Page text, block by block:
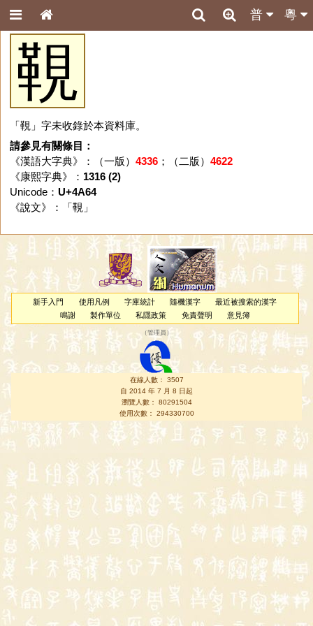
粵
普
䩤
「䩤」字未收錄於本資料庫。
請參見有關條目：
《漢語大字典》：（一版） 4336；（二版） 4622
《康熙字典》： 1316 (2)
Unicode： U+4A64
《說文》：「 䩤」
新手入門 使用凡例 字庫統計 隨機漢字
最近被搜索的漢字
鳴謝
製作單位 私隱政策 免責聲明 意見簿
（管理員 ）
在線人數： 3507
自 2014 年 7 月 8 日起
瀏覽人數： 80291504
使用次數： 294330700